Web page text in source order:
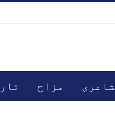
شاعری مزاح